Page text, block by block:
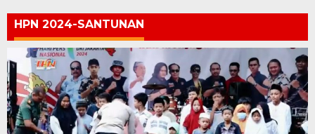
HPN 2024-SANTUNAN